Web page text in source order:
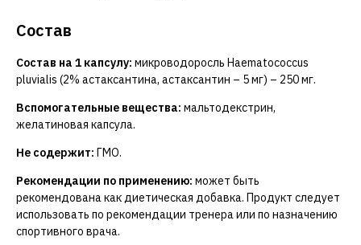
Состав
Состав на 1 капсулу: микроводоросль Haematococcus
pluvialis (2% астаксантина, астаксантин – 5 мг) – 250 мг.
Вспомогательные вещества: мальтодекстрин,
желатиновая капсула.
Не содержит: ГМО.
Рекомендации по применению: может быть
рекомендована как диетическая добавка. Продукт следует
использовать по рекомендации тренера или по назначению
спортивного врача.